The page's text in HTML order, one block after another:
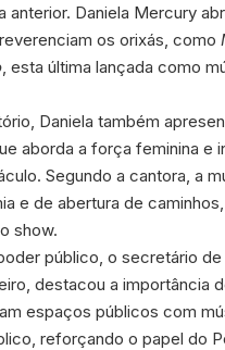
anterior. Daniela Mercury
os orixás, como
, esta última lançada como
Daniela também
aborda a força feminina e
Segundo a cantora, a
e de abertura de
show.
público, o secretário de
destacou a importância
espaços públicos com
reforçando o papel do